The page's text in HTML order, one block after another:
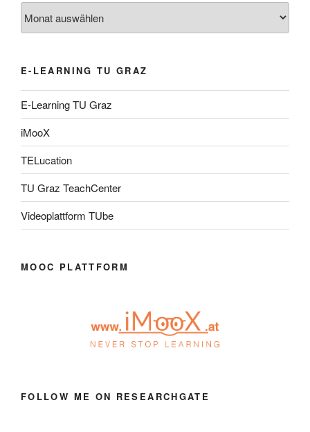
E-LEARNING TU GRAZ
E-Learning TU Graz
iMooX
TELucation
TU Graz TeachCenter
Videoplattform TUbe
MOOC PLATTFORM
FOLLOW ME ON RESEARCHGATE